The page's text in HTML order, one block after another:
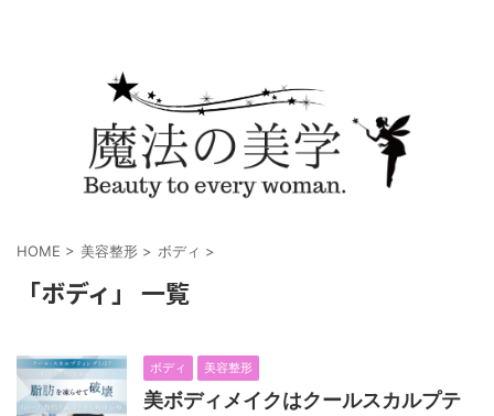
HOME > 美容整形 > ボディ >
「ボディ」 一覧
ボディ 美容整形
美ボディメイクはクールスカルプテ